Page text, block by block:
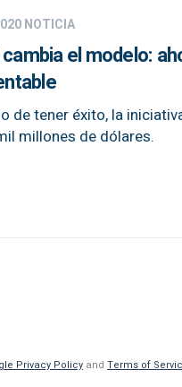
NOTICIA
el modelo:
de tener éxito, la
millones de dólares.
Privacy Policy and Terms of